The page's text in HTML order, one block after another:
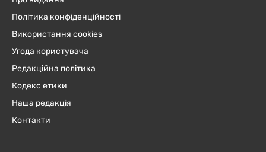
Політика конфіденційності
Використання cookies
Угода користувача
Редакційна політика
Кодекс етики
Наша редакція
Контакти